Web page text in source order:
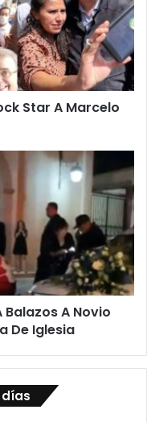
Star A Marcelo
Balazos A Novio
De Iglesia
días